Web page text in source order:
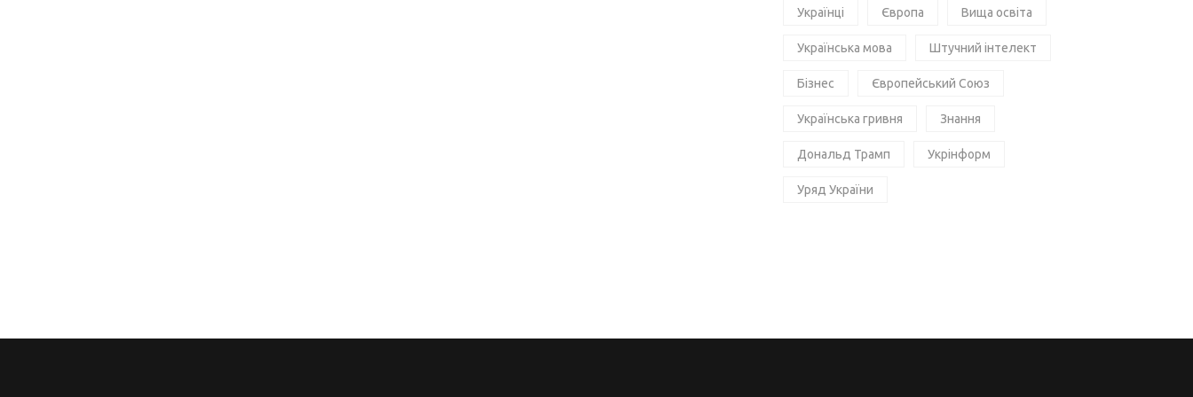
Українці Європа Вища освіта
Українська мова Штучний інтелект
Бізнес Європейський Союз
Українська гривня Знання
Дональд Трамп Укрінформ
Уряд України